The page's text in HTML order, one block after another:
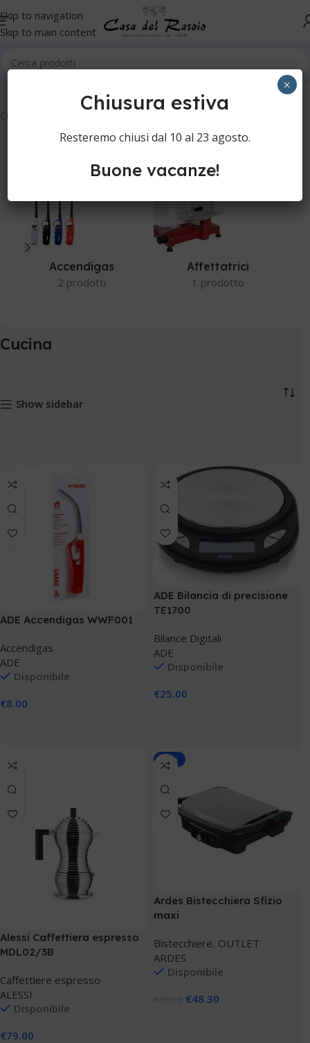
Skip to navigation
Skip to main content
Cucina
Accendigas
2 prodotti
Affettatrici
1 prodotto
Cucina
Show sidebar
ADE Accendigas WWF001
Accendigas
ADE
Disponibile
€8.00
ADE Bilancia di precisione
TE1700
Bilance Digitali
ADE
Disponibile
€25.00
Alessi Caffettiera espresso
MDL02/3B
Caffettiere espresso
ALESSI
Disponibile
€79.00
-30%
Ardes Bistecchiera Sfizio
maxi
Bistecchiere, OUTLET
ARDES
Disponibile
€48.30
Chiusura estiva
Resteremo chiusi dal 10 al 23 agosto.
Buone vacanze!
×